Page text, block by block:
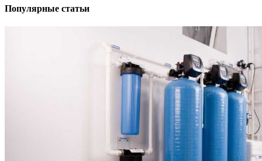
Популярные статьи